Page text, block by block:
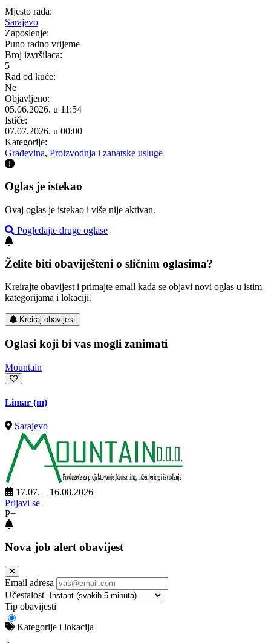
Mjesto rada:
Sarajevo
Zaposlenje:
Puno radno vrijeme
Broj izvršilaca:
5
Rad od kuće:
Ne
Objavljeno:
05.06.2026. u 11:54
Ističe:
07.07.2026. u 00:00
Kategorije:
Građevina, Proizvodnja i zanatske usluge
Oglas je istekao
Ovaj oglas je istekao i više nije aktivan.
Pogledajte druge oglase
Želite biti obaviješteni o sličnim oglasima?
Kreirajte obavijest i primajte email kada se objavi novi oglas u istim
kategorijama i lokaciji.
Kreiraj obavijest
Oglasi koji bi vas mogli zanimati
Mountain
Limar (m)
Sarajevo
17.07. – 16.08.2026
Prijavi se
P+
Nova job alert obavijest
Email adresa
Učestalost
Tip obavijesti
Kategorije i lokacija